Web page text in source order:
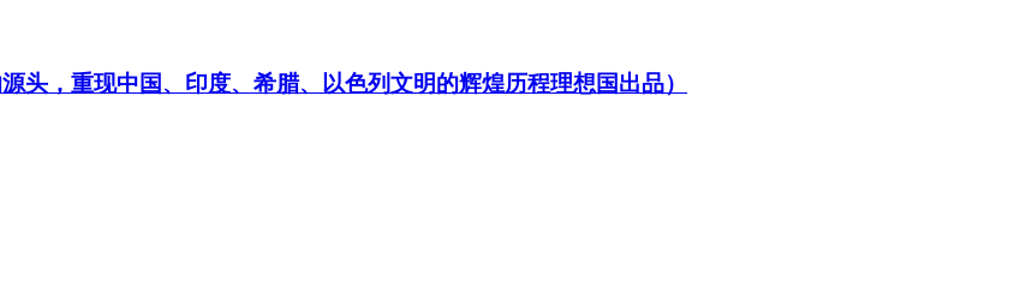
头，重现中国、印度、希腊、以色列文明的辉煌历程理想国出品）